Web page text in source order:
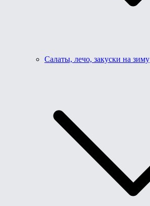
Салаты, лечо, закуски на зиму